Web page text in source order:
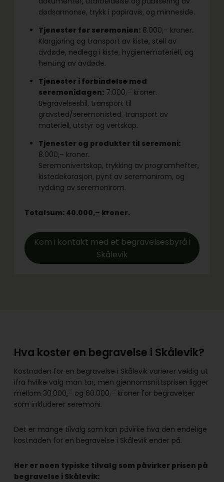
dødsannonse, trykk i papiravis, og minneside.
Tjenester før seremonien: 8.000,– kroner.
Klargjøring og transport av kiste, stell av
avdøde, nedlegg i kiste, hygienemateriell, og
henting av avdøde.
Tjenester i forbindelse med
seremonidagen: 7.000,– kroner.
Begravelsesbil, transport til
gravsted/seremonisted, transport av
materiell, utstyr og vertskap.
Tjenester og produkter til seremoni:
8.000,– kroner.
Seremonivertskap, trykking av programhefter,
kistedekorasjon, pynt av seremonirom, og
rydding av seremonirom.
Totalsum: 40.000,– kroner.
Kom i kontakt med et begravelsesbyrå i
Skålevik
Hva koster en begravelse i Skålevik?
Kostnaden for en begravelse i Skålevik varierer veldig ut
ifra hvilke valg man tar, men gjennomsnittsprisen ligger
mellom 30.000,– og 60.000,– kroner for begravelser
som inkluderer seremoni.
Det er mange tilvalg som kan påvirke hva den endelige
kostnaden for en begravelse i Skålevik ender på.
Her er noen typiske tilvalg som påvirker prisen på
begravelse i Skålevik: